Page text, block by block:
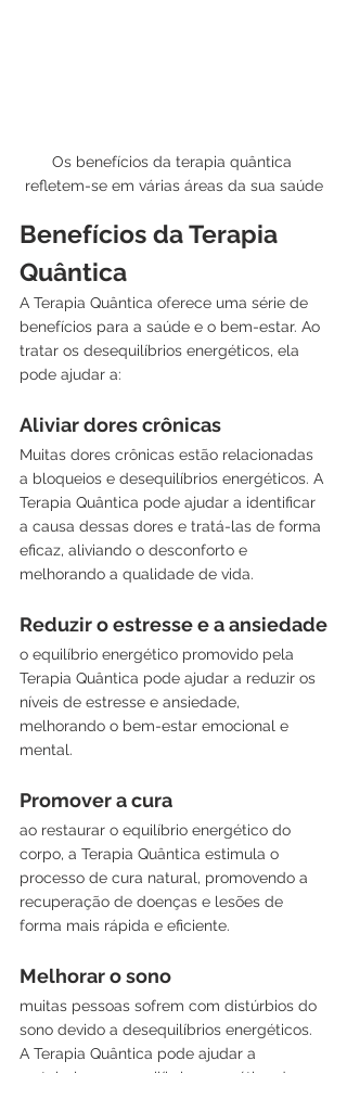
Os benefícios da terapia quântica
refletem-se em várias áreas da sua saúde
Benefícios da Terapia
Quântica
A Terapia Quântica oferece uma série de
benefícios para a saúde e o bem-estar. Ao
tratar os desequilíbrios energéticos, ela
pode ajudar a:
Aliviar dores crônicas
Muitas dores crônicas estão relacionadas
a bloqueios e desequilíbrios energéticos. A
Terapia Quântica pode ajudar a identificar
a causa dessas dores e tratá-las de forma
eficaz, aliviando o desconforto e
melhorando a qualidade de vida.
Reduzir o estresse e a ansiedade
o equilíbrio energético promovido pela
Terapia Quântica pode ajudar a reduzir os
níveis de estresse e ansiedade,
melhorando o bem-estar emocional e
mental.
Promover a cura
ao restaurar o equilíbrio energético do
corpo, a Terapia Quântica estimula o
processo de cura natural, promovendo a
recuperação de doenças e lesões de
forma mais rápida e eficiente.
Melhorar o sono
muitas pessoas sofrem com distúrbios do
sono devido a desequilíbrios energéticos.
A Terapia Quântica pode ajudar a
restabelecer o equilíbrio energético do